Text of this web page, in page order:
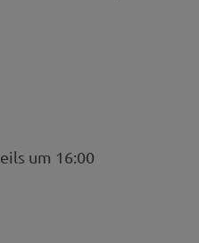
um 16:00